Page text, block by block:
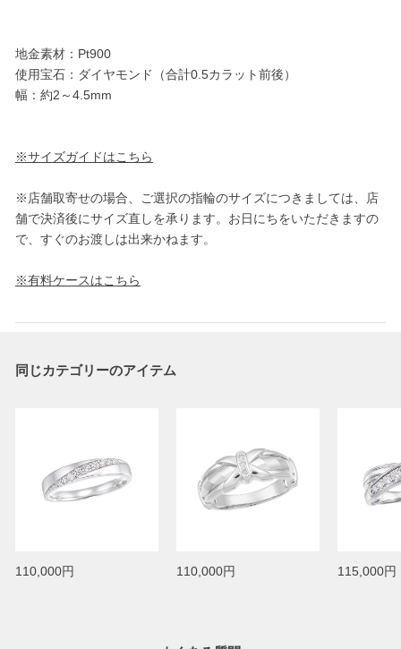
地金素材：Pt900
使用宝石：ダイヤモンド（合計0.5カラット前後）
幅：約2～4.5mm
※サイズガイドはこちら
※店舗取寄せの場合、ご選択の指輪のサイズにつきましては、店
舗で決済後にサイズ直しを承ります。お日にちをいただきますの
で、すぐのお渡しは出来かねます。
※有料ケースはこちら
同じカテゴリーのアイテム
110,000円 110,000円 115,000円